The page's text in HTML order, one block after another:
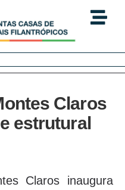
Claros
estrutural
Claros inaugura